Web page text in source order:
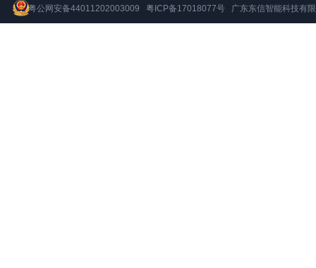
粤公网安备44011202003009 粤ICP备17018077号 广东东信智能科技有